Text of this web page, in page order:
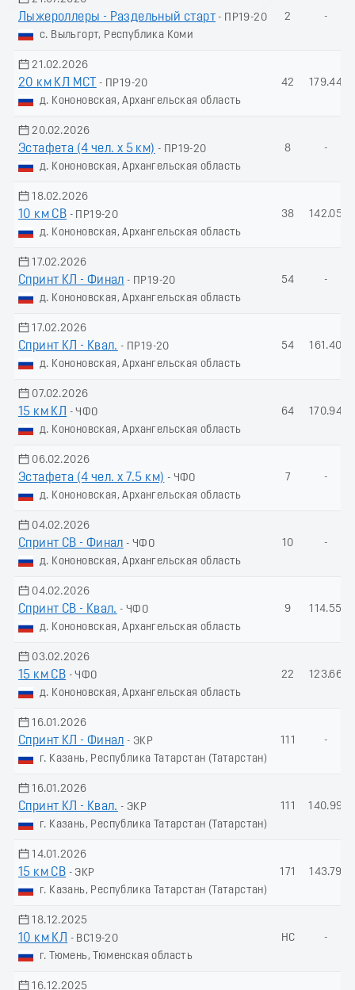
Лыжероллеры - Раздельный старт - ПР19-20
с. Выльгорт, Республика Коми
2 -
21.02.2026
20 км КЛ МСТ
- ПР19-20
д. Кононовская, Архангельская область
42 179.44
20.02.2026
Эстафета (4 чел. х 5 км) - ПР19-20
д. Кононовская, Архангельская область
8 -
18.02.2026
10 км СВ - ПР19-20
д. Кононовская, Архангельская область
38 142.05
17.02.2026
Спринт КЛ - Финал - ПР19-20
д. Кононовская, Архангельская область
54 -
17.02.2026
Спринт КЛ - Квал. - ПР19-20
д. Кононовская, Архангельская область
54 161.40
07.02.2026
15 км КЛ
- ЧФО
д. Кононовская, Архангельская область
64 170.94
06.02.2026
Эстафета (4 чел. х 7.5 км) - ЧФО
д. Кононовская, Архангельская область
7 -
04.02.2026
Спринт СВ - Финал - ЧФО
д. Кононовская, Архангельская область
10 -
04.02.2026
Спринт СВ - Квал. - ЧФО
д. Кононовская, Архангельская область
9 114.55
03.02.2026
15 км СВ - ЧФО
д. Кононовская, Архангельская область
22 123.66
16.01.2026
Спринт КЛ - Финал - ЭКР
г. Казань, Республика Татарстан (Татарстан)
111 -
16.01.2026
Спринт КЛ - Квал. - ЭКР
г. Казань, Республика Татарстан (Татарстан)
111 140.99
14.01.2026
15 км СВ - ЭКР
г. Казань, Республика Татарстан (Татарстан)
171 143.79
18.12.2025
10 км КЛ
- ВС19-20
г. Тюмень, Тюменская область
НС -
16.12.2025